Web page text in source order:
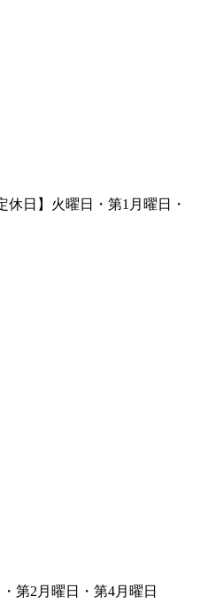
休日】火曜日・第1月曜日・
第2月曜日・第4月曜日